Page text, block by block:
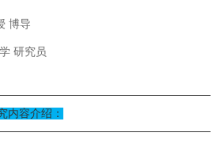
博导
研究员
内容介绍：